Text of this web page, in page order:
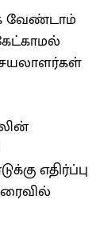
வேண்டாம்
எதிர்ப்பு